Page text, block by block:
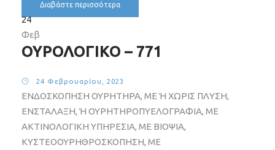
Διαβάστε περισσότερα
24
Φεβ
ΟΥΡΟΛΟΓΙΚΟ – 771
24 Φεβρουαρίου, 2023
ΕΝΔΟΣΚΟΠΗΣΗ ΟΥΡΗΤΗΡΑ, ΜΕ Ή ΧΩΡΙΣ ΠΛΥΣΗ,
ΕΝΣΤΑΛΑΞΗ, Ή ΟΥΡΗΤΗΡΟΠΥΕΛΟΓΡΑΦΙΑ, ΜΕ
ΑΚΤΙΝΟΛΟΓΙΚΗ ΥΠΗΡΕΣΙΑ, ΜΕ ΒΙΟΨΙΑ,
ΚΥΣΤΕΟΟΥΡΗΘΡΟΣΚΟΠΗΣΗ, ΜΕ